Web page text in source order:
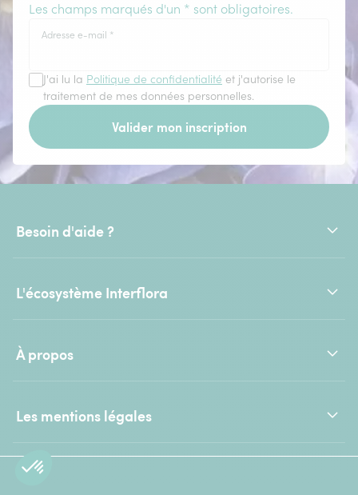
Les champs marqués d'un * sont obligatoires.
Adresse e-mail *
J'ai lu la Politique de confidentialité et j'autorise le
traitement de mes données personnelles.
Valider mon inscription
Besoin d'aide ?
L'écosystème Interflora
À propos
Les mentions légales